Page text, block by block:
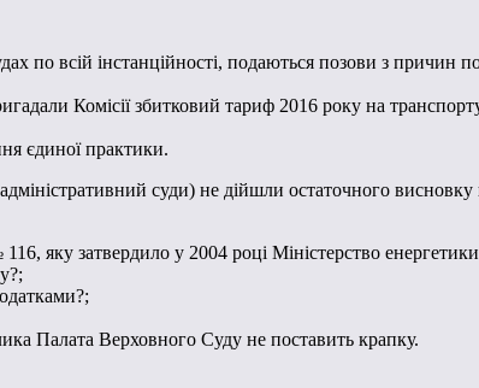
по всій інстанційності, подаються позови з
Комісії збитковий тариф 2016 року на
єдиної практики.
суди) не дійшли остаточного висновку
яку затвердило у 2004 році Міністерство
Палата Верховного Суду не поставить крапку.